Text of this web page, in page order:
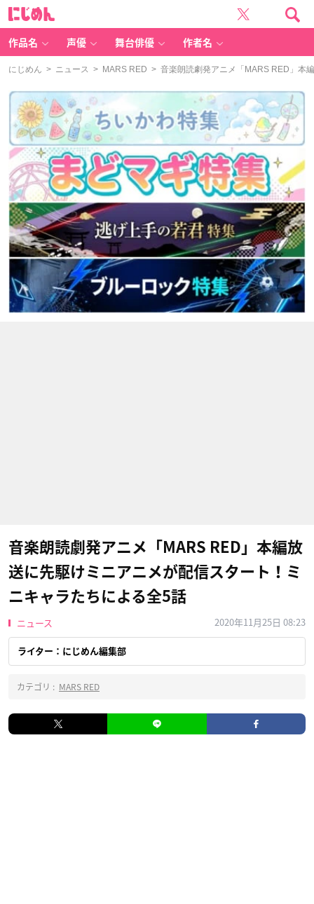
作品名 声優 舞台俳優 作者名
にじめん > ニュース > MARS RED > 音楽朗読劇発アニメ「MARS RED」本
音楽朗読劇発アニメ「MARS RED」本編放
送に先駆けミニアニメが配信スタート！ミ
ニキャラたちによる全5話
ニュース 2020年11月25日 08:23
ライター：にじめん編集部
カテゴリ : MARS RED